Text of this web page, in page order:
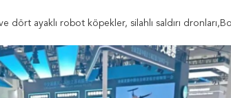
dört ayaklı robot köpekler, silahlı saldırı